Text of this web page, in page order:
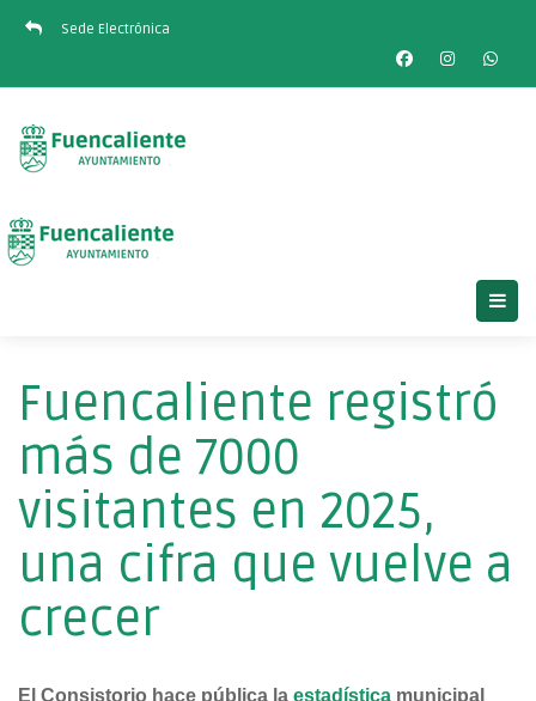
Sede Electrónica
Fuencaliente registró
más de 7000
visitantes en 2025,
una cifra que vuelve a
crecer
El Consistorio hace pública la estadística municipal